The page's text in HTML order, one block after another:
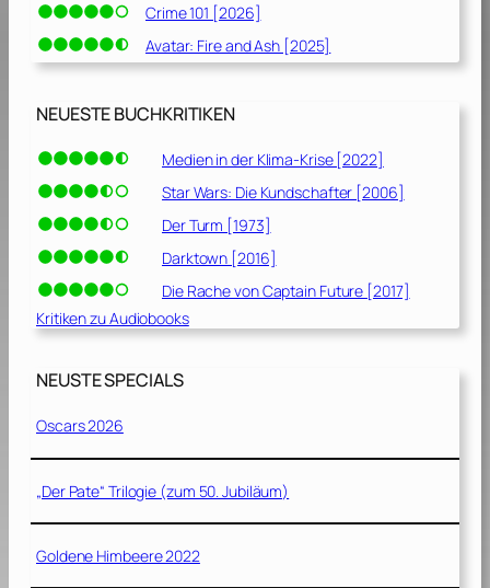
Crime 101 [2026]
Avatar: Fire and Ash [2025]
NEUESTE BUCHKRITIKEN
Medien in der Klima-Krise [2022]
Star Wars: Die Kundschafter [2006]
Der Turm [1973]
Darktown [2016]
Die Rache von Captain Future [2017]
Kritiken zu Audiobooks
NEUSTE SPECIALS
Oscars 2026
„Der Pate“ Trilogie (zum 50. Jubiläum)
Goldene Himbeere 2022